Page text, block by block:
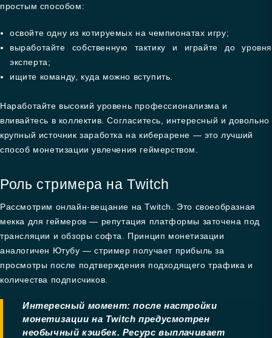
простым способом:
освойте одну из котируемых на чемпионатах игру;
выработайте собственную тактику и играйте до уровня
эксперта;
ищите команду, куда можно вступить.
Наработайте высокий уровень профессионализма и
вливайтесь в коллектив. Согласитесь, интересный и довольно
крупный источник заработка на киберарене — это лучший
способ монетизации увлечения геймерством.
Роль стримера на Twitch
Рассмотрим онлайн-вещание на Twitch. Это своеобразная
мекка для геймеров — репутация платформы заточена под
трансляции и обзоры софта. Принцип монетизации
аналогичен Ютубу — стример получает прибыль за
просмотры после подтверждения подходящего трафика и
количества подписчиков.
Интересный момент: после настройки
монетизации на Twitch предусмотрен
необычный кэшбек. Ресурс выплачивает